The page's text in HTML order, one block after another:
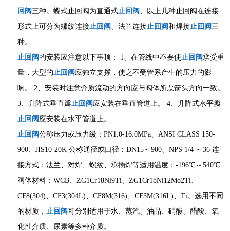
回阀三种。 蝶式止回阀 为直通式止回阀 、以上几种止回阀在连接
形式上可分为螺纹连接止回阀 、法兰连接止回阀和焊接止回阀三
种。
止回阀 的安装应注意以下事顶： 1、在管线中不要使止回阀承受重
量，大型的止回阀 应独立支撑，使之不受管系产生的压力的影
响。 2、安装时注意介质流动的方向应与阀体所票箭头方向一致。
3、升降式垂直瓣止回阀 应安装在垂直管道上。 4、升降式水平瓣
止回阀 应安装在水平管道上。
止回阀公称压力或压力级：PN1.0-16.0MPa、ANSI CLASS 150-
900、JIS10-20K 公称通径或口径：DN15～900、NPS 1/4 ～36 连
接方式：法兰、对焊、螺纹、承插焊等适用温度：-196℃～540℃
阀体材料：WCB、ZG1Cr18Ni9Ti、ZG1Cr18Ni12Mo2Ti、
CF8(304)、CF3(304L)、CF8M(316)、CF3M(316L)、Ti。选用不同
的材质， 止回阀可分别适用于水、蒸汽、油品、硝酸、醋酸、氧
化性介质、尿素等多种介质。